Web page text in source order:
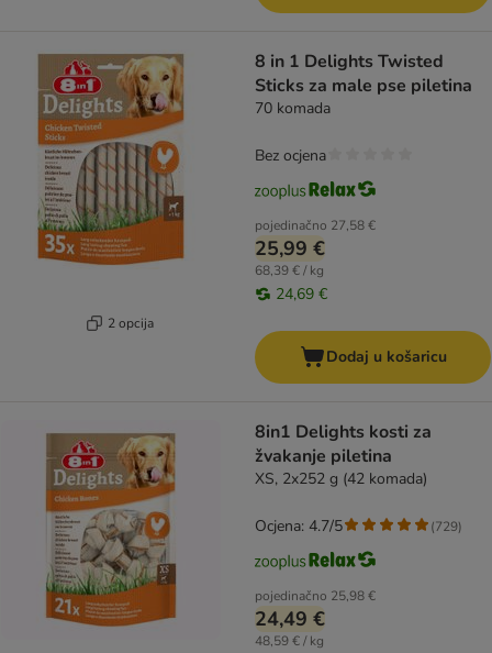
2 opcija
8 in 1 Delights Twisted
Sticks za male pse piletina
70 komada
pojedinačno 27,58 €
25,99 €
68,39 € / kg
24,69 €
Bez ocjena
Dodaj u košaricu
8in1 Delights kosti za
žvakanje piletina
XS, 2x252 g (42 komada)
pojedinačno 25,98 €
24,49 €
48,59 € / kg
Ocjena: 4.7/5 (729)